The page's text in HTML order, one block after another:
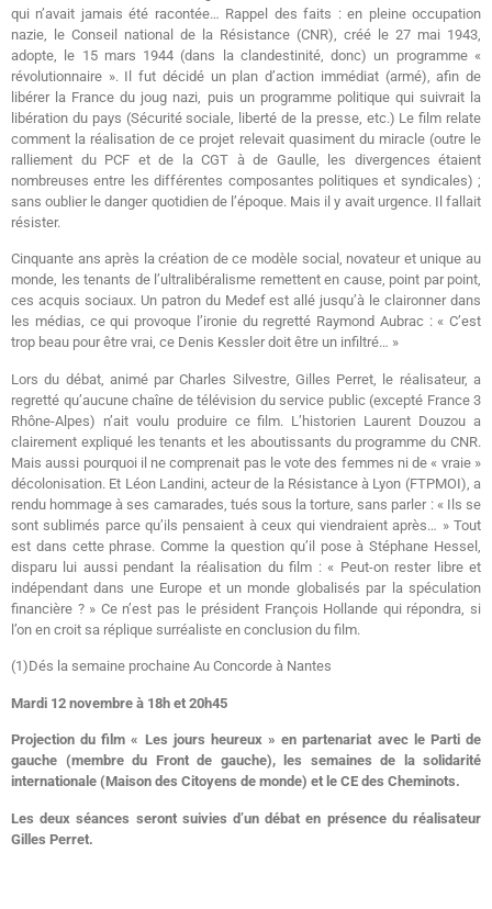
qui n’avait jamais été racontée… Rappel des faits : en pleine occupation
nazie, le Conseil national de la Résistance (CNR), créé le 27 mai 1943,
adopte, le 15 mars 1944 (dans la clandestinité, donc) un programme «
révolutionnaire ». Il fut décidé un plan d’action immédiat (armé), afin de
libérer la France du joug nazi, puis un programme politique qui suivrait la
libération du pays (Sécurité sociale, liberté de la presse, etc.) Le film relate
comment la réalisation de ce projet relevait quasiment du miracle (outre le
ralliement du PCF et de la CGT à de Gaulle, les divergences étaient
nombreuses entre les différentes composantes politiques et syndicales) ;
sans oublier le danger quotidien de l’époque. Mais il y avait urgence. Il fallait
résister.
Cinquante ans après la création de ce modèle social, novateur et unique au
monde, les tenants de l’ultralibéralisme remettent en cause, point par point,
ces acquis sociaux. Un patron du Medef est allé jusqu’à le claironner dans
les médias, ce qui provoque l’ironie du regretté Raymond Aubrac : « C’est
trop beau pour être vrai, ce Denis Kessler doit être un infiltré… »
Lors du débat, animé par Charles Silvestre, Gilles Perret, le réalisateur, a
regretté qu’aucune chaîne de télévision du service public (excepté France 3
Rhône-Alpes) n’ait voulu produire ce film. L’historien Laurent Douzou a
clairement expliqué les tenants et les aboutissants du programme du CNR.
Mais aussi pourquoi il ne comprenait pas le vote des femmes ni de « vraie »
décolonisation. Et Léon Landini, acteur de la Résistance à Lyon (FTPMOI), a
rendu hommage à ses camarades, tués sous la torture, sans parler : « Ils se
sont sublimés parce qu’ils pensaient à ceux qui viendraient après… » Tout
est dans cette phrase. Comme la question qu’il pose à Stéphane Hessel,
disparu lui aussi pendant la réalisation du film : « Peut-on rester libre et
indépendant dans une Europe et un monde globalisés par la spéculation
financière ? » Ce n’est pas le président François Hollande qui répondra, si
l’on en croit sa réplique surréaliste en conclusion du film.
(1)Dés la semaine prochaine Au Concorde à Nantes
Mardi 12 novembre à 18h et 20h45
Projection du film « Les jours heureux » en partenariat avec le Parti de
gauche (membre du Front de gauche), les semaines de la solidarité
internationale (Maison des Citoyens de monde) et le CE des Cheminots.
Les deux séances seront suivies d’un débat en présence du réalisateur
Gilles Perret.